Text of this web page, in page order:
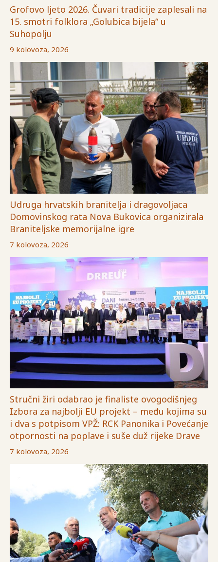
Grofovo ljeto 2026. Čuvari tradicije zaplesali na
15. smotri folklora „Golubica bijela“ u
Suhopolju
9 kolovoza, 2026
Udruga hrvatskih branitelja i dragovoljaca
Domovinskog rata Nova Bukovica organizirala
Braniteljske memorijalne igre
7 kolovoza, 2026
Stručni žiri odabrao je finaliste ovogodišnjeg
Izbora za najbolji EU projekt – među kojima su
i dva s potpisom VPŽ: RCK Panonika i Povećanje
otpornosti na poplave i suše duž rijeke Drave
7 kolovoza, 2026